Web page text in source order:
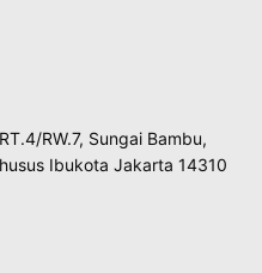
RW.7, Sungai Bambu,
Ibukota Jakarta 14310